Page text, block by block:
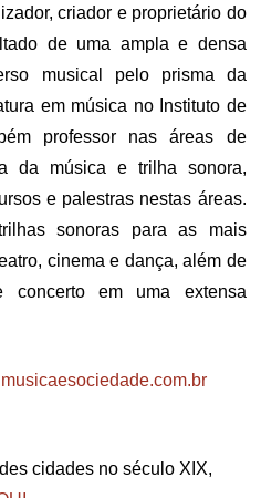
criador e proprietário do
de uma ampla e densa
musical pelo prisma da
em música no Instituto de
professor nas áreas de
da música e trilha sonora,
e palestras nestas áreas.
sonoras para as mais
cinema e dança, além de
concerto em uma extensa
cidades no século XIX,